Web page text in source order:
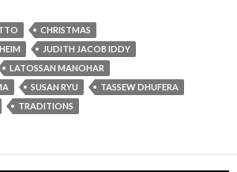
CHRISTMAS
JUDITH JACOB IDDY
LATOSSAN MANOHAR
SUSAN RYU
TASSEW DHUFERA
TRADITIONS